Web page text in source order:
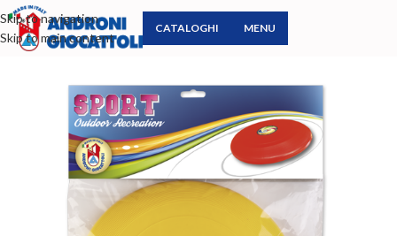
Skip to navigation
Skip to main content
CATALOGHI MENU